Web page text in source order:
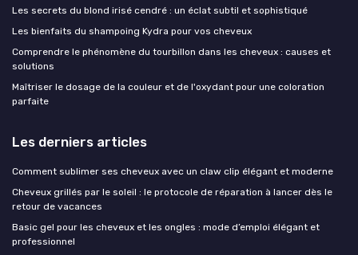
Les secrets du blond irisé cendré : un éclat subtil et sophistiqué
Les bienfaits du shampoing Kydra pour vos cheveux
Comprendre le phénomène du tourbillon dans les cheveux : causes et
solutions
Maîtriser le dosage de la couleur et de l'oxydant pour une coloration
parfaite
Les derniers articles
Comment sublimer ses cheveux avec un claw clip élégant et moderne
Cheveux grillés par le soleil : le protocole de réparation à lancer dès le
retour de vacances
Basic gel pour les cheveux et les ongles : mode d’emploi élégant et
professionnel